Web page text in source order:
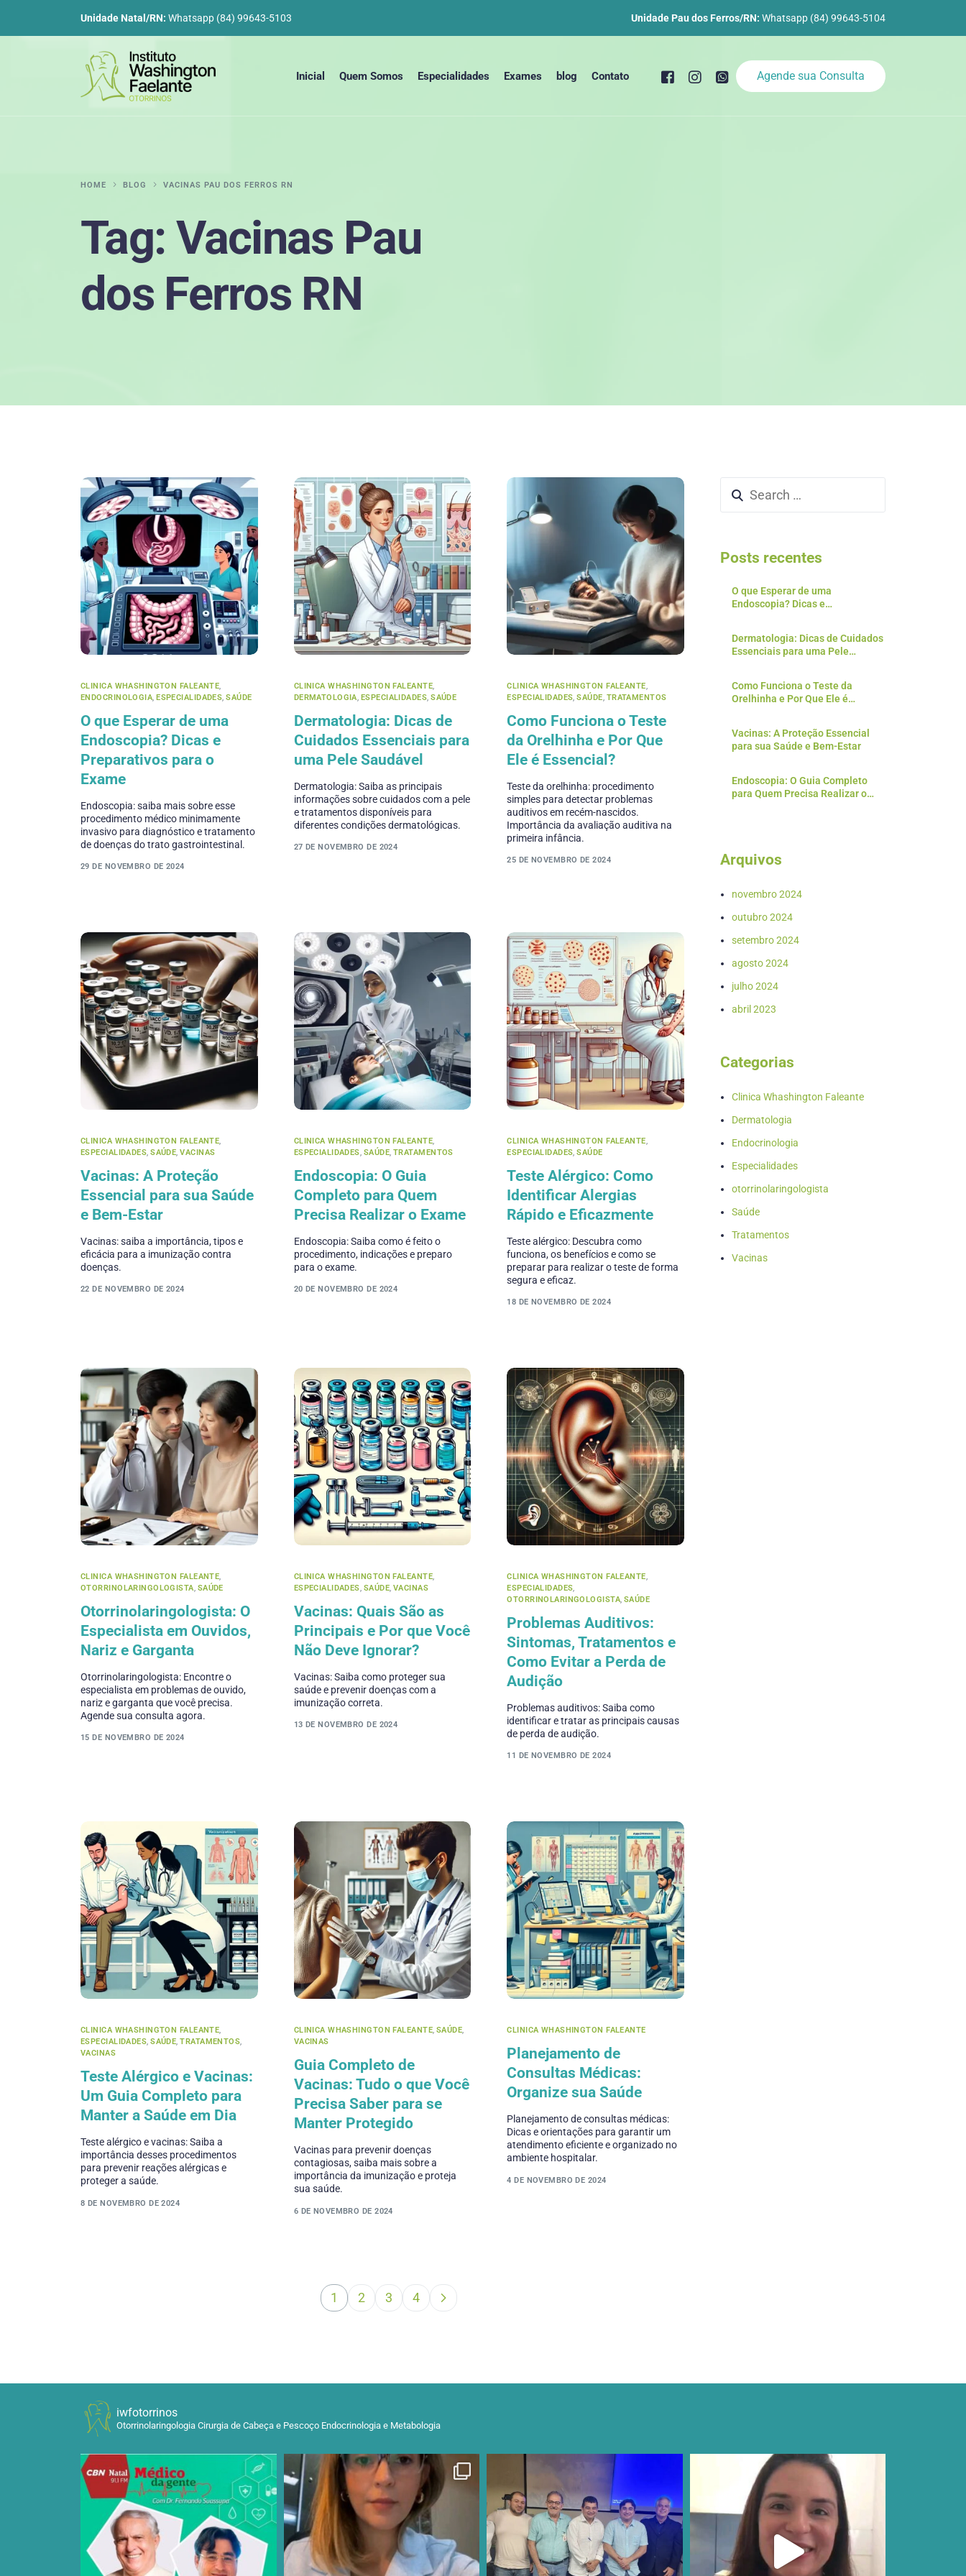
Unidade Natal/RN: Whatsapp (84) 99643-5103 Unidade Pau dos Ferros/RN: Whatsapp (84) 99643-5104
Inicial Quem Somos Especialidades Exames blog Contato Agende sua Consulta
HOME BLOG VACINAS PAU DOS FERROS RN
Tag: Vacinas Pau
dos Ferros RN
CLINICA WHASHINGTON FALEANTE,
ENDOCRINOLOGIA,ESPECIALIDADES,SAÚDE
O que Esperar de uma
Endoscopia? Dicas e
Preparativos para o
Exame
Endoscopia: saiba mais sobre esse
procedimento médico minimamente
invasivo para diagnóstico e tratamento
de doenças do trato gastrointestinal.
29 DE NOVEMBRO DE 2024
CLINICA WHASHINGTON FALEANTE,
DERMATOLOGIA, ESPECIALIDADES,SAÚDE
Dermatologia: Dicas de
Cuidados Essenciais para
uma Pele Saudável
Dermatologia: Saiba as principais
informações sobre cuidados com a pele
e tratamentos disponíveis para
diferentes condições dermatológicas.
27 DE NOVEMBRO DE 2024
CLINICA WHASHINGTON FALEANTE,
ESPECIALIDADES,SAÚDE, TRATAMENTOS
Como Funciona o Teste
da Orelhinha e Por Que
Ele é Essencial?
Teste da orelhinha: procedimento
simples para detectar problemas
auditivos em recém-nascidos.
Importância da avaliação auditiva na
primeira infância.
25 DE NOVEMBRO DE 2024
CLINICA WHASHINGTON FALEANTE,
ESPECIALIDADES,SAÚDE,VACINAS
Vacinas: A Proteção
Essencial para sua Saúde
e Bem-Estar
Vacinas: saiba a importância, tipos e
eficácia para a imunização contra
doenças.
22 DE NOVEMBRO DE 2024
CLINICA WHASHINGTON FALEANTE,
ESPECIALIDADES, SAÚDE,TRATAMENTOS
Endoscopia: O Guia
Completo para Quem
Precisa Realizar o Exame
Endoscopia: Saiba como é feito o
procedimento, indicações e preparo
para o exame.
20 DE NOVEMBRO DE 2024
CLINICA WHASHINGTON FALEANTE,
ESPECIALIDADES,SAÚDE
Teste Alérgico: Como
Identificar Alergias
Rápido e Eficazmente
Teste alérgico: Descubra como
funciona, os benefícios e como se
preparar para realizar o teste de forma
segura e eficaz.
18 DE NOVEMBRO DE 2024
CLINICA WHASHINGTON FALEANTE,
OTORRINOLARINGOLOGISTA, SAÚDE
Otorrinolaringologista: O
Especialista em Ouvidos,
Nariz e Garganta
Otorrinolaringologista: Encontre o
especialista em problemas de ouvido,
nariz e garganta que você precisa.
Agende sua consulta agora.
15 DE NOVEMBRO DE 2024
CLINICA WHASHINGTON FALEANTE,
ESPECIALIDADES, SAÚDE,VACINAS
Vacinas: Quais São as
Principais e Por que Você
Não Deve Ignorar?
Vacinas: Saiba como proteger sua
saúde e prevenir doenças com a
imunização correta.
13 DE NOVEMBRO DE 2024
CLINICA WHASHINGTON FALEANTE,
ESPECIALIDADES,
OTORRINOLARINGOLOGISTA, SAÚDE
Problemas Auditivos:
Sintomas, Tratamentos e
Como Evitar a Perda de
Audição
Problemas auditivos: Saiba como
identificar e tratar as principais causas
de perda de audição.
11 DE NOVEMBRO DE 2024
CLINICA WHASHINGTON FALEANTE,
ESPECIALIDADES,SAÚDE,TRATAMENTOS,
VACINAS
Teste Alérgico e Vacinas:
Um Guia Completo para
Manter a Saúde em Dia
Teste alérgico e vacinas: Saiba a
importância desses procedimentos
para prevenir reações alérgicas e
proteger a saúde.
8 DE NOVEMBRO DE 2024
CLINICA WHASHINGTON FALEANTE, SAÚDE,
VACINAS
Guia Completo de
Vacinas: Tudo o que Você
Precisa Saber para se
Manter Protegido
Vacinas para prevenir doenças
contagiosas, saiba mais sobre a
importância da imunização e proteja
sua saúde.
6 DE NOVEMBRO DE 2024
CLINICA WHASHINGTON FALEANTE
Planejamento de
Consultas Médicas:
Organize sua Saúde
Planejamento de consultas médicas:
Dicas e orientações para garantir um
atendimento eficiente e organizado no
ambiente hospitalar.
4 DE NOVEMBRO DE 2024
1 2 3 4
Posts recentes
O que Esperar de uma
Endoscopia? Dicas e
Dermatologia: Dicas de Cuidados
Essenciais para uma Pele
Como Funciona o Teste da
Orelhinha e Por Que Ele é
Vacinas: A Proteção Essencial
para sua Saúde e Bem-Estar
Endoscopia: O Guia Completo
para Quem Precisa Realizar o
Arquivos
novembro 2024
outubro 2024
setembro 2024
agosto 2024
julho 2024
abril 2023
Categorias
Clinica Whashington Faleante
Dermatologia
Endocrinologia
Especialidades
otorrinolaringologista
Saúde
Tratamentos
Vacinas
iwfotorrinos
Otorrinolaringologia Cirurgia de Cabeça e Pescoço Endocrinologia e Metabologia